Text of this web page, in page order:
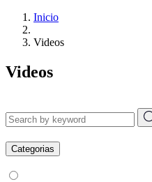
Inicio
Videos
Videos
Categorias